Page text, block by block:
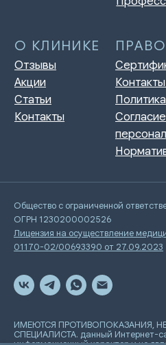
Общество с ограниченной
ОГРН 1230200002526
Лицензия на осуществление
01170-02/00693390 от 27.09.2023
ИМЕЮТСЯ ПРОТИВОПОКАЗАНИЯ,
СПЕЦИАЛИСТА. данный Интернет-